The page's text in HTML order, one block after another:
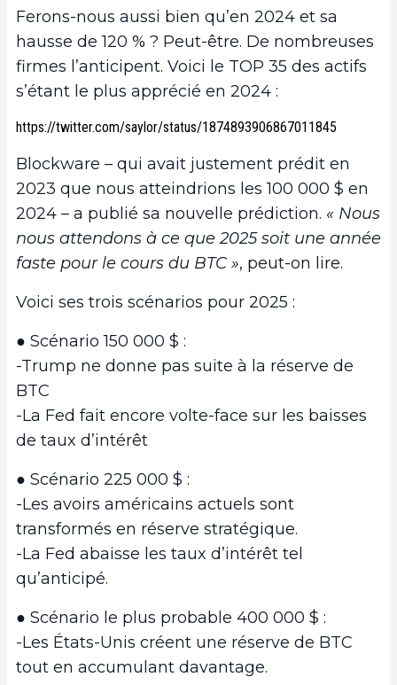
Ferons-nous aussi bien qu’en 2024 et sa
hausse de 120 % ? Peut-être. De nombreuses
firmes l’anticipent. Voici le TOP 35 des actifs
s’étant le plus apprécié en 2024 :
https://twitter.com/saylor/status/1874893906867011845
Blockware – qui avait justement prédit en
2023 que nous atteindrions les 100 000 $ en
2024 – a publié sa nouvelle prédiction. « Nous
nous attendons à ce que 2025 soit une année
faste pour le cours du BTC », peut-on lire.
Voici ses trois scénarios pour 2025 :
● Scénario 150 000 $ :
-Trump ne donne pas suite à la réserve de
BTC
-La Fed fait encore volte-face sur les baisses
de taux d’intérêt
● Scénario 225 000 $ :
-Les avoirs américains actuels sont
transformés en réserve stratégique.
-La Fed abaisse les taux d’intérêt tel
qu’anticipé.
● Scénario le plus probable 400 000 $ :
-Les États-Unis créent une réserve de BTC
tout en accumulant davantage.